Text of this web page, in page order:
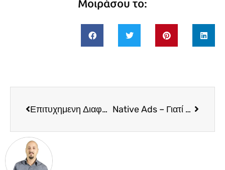
Μοιράσου το:
Επιτυχημενη Διαφημιση Στο Ιντερνετ – Online Advertising Native Ads – Γιατί Αποδίδουν Στο Internet Marketing